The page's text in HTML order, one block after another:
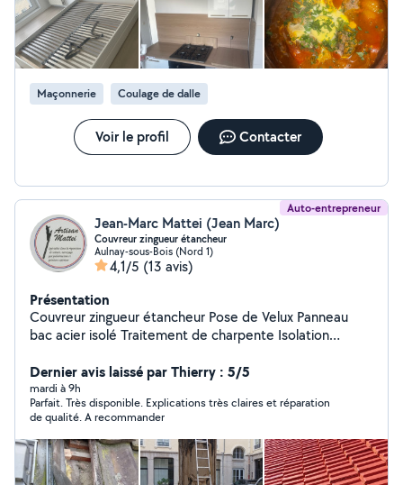
Maçonnerie Coulage de dalle
Voir le profil Contacter
Auto-entrepreneur
Jean-Marc Mattei (Jean Marc)
Couvreur zingueur étancheur
Aulnay-sous-Bois (Nord 1)
4,1/5 (13 avis)
Présentation
Couvreur zingueur étancheur Pose de Velux Panneau
bac acier isolé Traitement de charpente Isolation
nettoyage démoussage toiture maçonnerie ramonage
pose de gouttière pose de membrane goudronner
d'étanchéité
Dernier avis laissé par Thierry : 5/5
mardi à 9h
Parfait. Très disponible. Explications très claires et réparation
de qualité. A recommander